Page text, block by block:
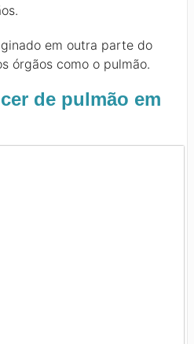
em outra parte do
órgãos como o pulmão.
de pulmão em